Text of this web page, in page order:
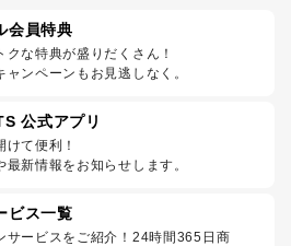
会員特典
クな特典が盛りだくさん！
ンペーンもお見逃しなく。
公式アプリ
て便利！
最新情報をお知らせします。
ビス一覧
サービスをご紹介！24時間365日商